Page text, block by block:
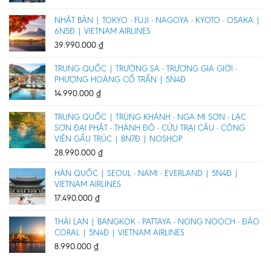
NHẬT BẢN | TOKYO - FUJI - NAGOYA - KYOTO - OSAKA |
6N5Đ | VIETNAM AIRLINES
39.990.000 ₫
TRUNG QUỐC | TRƯỜNG SA - TRƯƠNG GIA GIỚI -
PHƯỢNG HOÀNG CỔ TRẤN | 5N4Đ
14.990.000 ₫
TRUNG QUỐC | TRÙNG KHÁNH - NGA MI SƠN - LẠC
SƠN ĐẠI PHẬT - THÀNH ĐÔ - CỬU TRẠI CÂU - CÔNG
VIÊN GẤU TRÚC | 8N7Đ | NOSHOP
28.990.000 ₫
HÀN QUỐC | SEOUL - NAMI - EVERLAND | 5N4Đ |
VIETNAM AIRLINES
17.490.000 ₫
THÁI LAN | BANGKOK - PATTAYA - NONG NOOCH - ĐẢO
CORAL | 5N4Đ | VIETNAM AIRLINES
8.990.000 ₫